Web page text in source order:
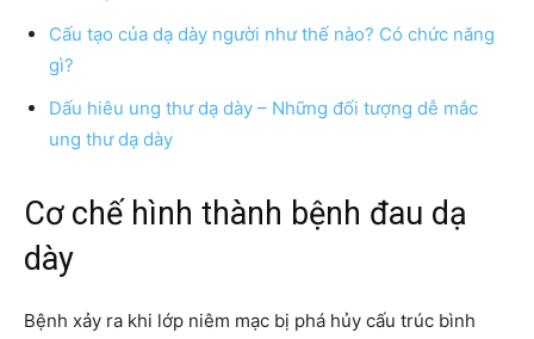
Cấu tạo của dạ dày người như thế nào? Có chức năng
gì?
Dấu hiêu ung thư dạ dày – Những đối tượng dễ mắc
ung thư dạ dày
Cơ chế hình thành bệnh đau dạ
dày
Bệnh xảy ra khi lớp niêm mạc bị phá hủy cấu trúc bình